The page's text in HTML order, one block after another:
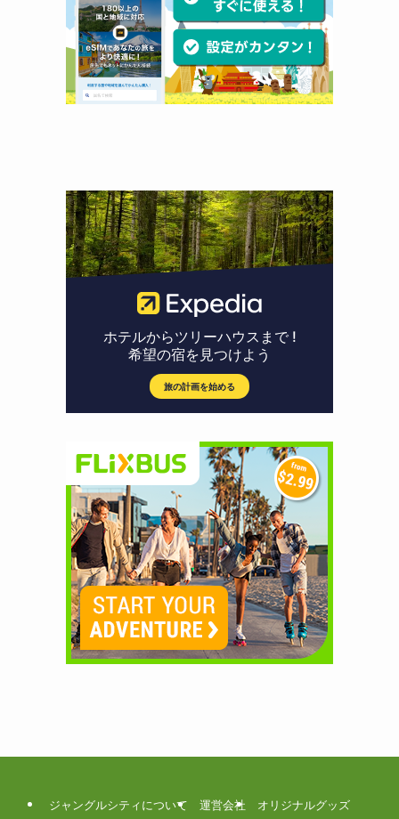
ジャングルシティについて 運営会社 オリジナルグッズ